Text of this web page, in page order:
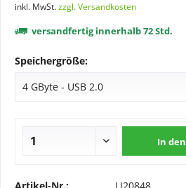
inkl. MwSt.zzgl. Versandkosten
versandfertig innerhalb 72 Std.
Speichergröße:
In den